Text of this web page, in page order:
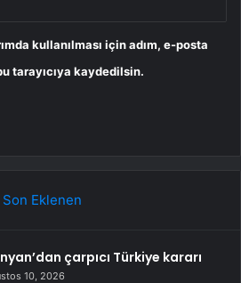
kullanılması için adım, e-posta
tarayıcıya kaydedilsin.
Son Eklenen
çarpıcı Türkiye kararı
10, 2026